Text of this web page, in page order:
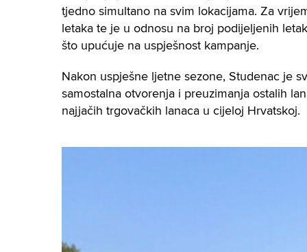
tjedno simultano na svim lokacijama. Za
letaka te je u odnosu na broj podijeljenih
što upućuje na uspješnost kampanje.
Nakon uspješne ljetne sezone, Studenac je
samostalna otvorenja i preuzimanja ostalih
najjačih trgovačkih lanaca u cijeloj Hrvatskoj.